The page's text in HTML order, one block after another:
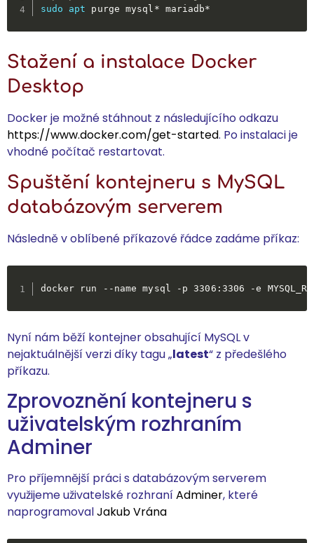
sudo
apt purge mysql* mariadb*
Stažení a instalace Docker
Desktop
Docker je možné stáhnout z následujícího odkazu
https://www.docker.com/get-started. Po instalaci je
vhodné počítač restartovat.
Spuštění kontejneru s MySQL
databázovým serverem
Následně v oblíbené příkazové řádce zadáme příkaz:
docker run --name mysql -p 3306:3306 -e
Nyní nám běží kontejner obsahující MySQL v
nejaktuálnější verzi díky tagu „latest“ z předešlého
příkazu.
Zprovoznění kontejneru s
uživatelským rozhraním
Adminer
Pro příjemnější práci s databázovým serverem
využijeme uživatelské rozhraníAdminer, které
naprogramovalJakub Vrána